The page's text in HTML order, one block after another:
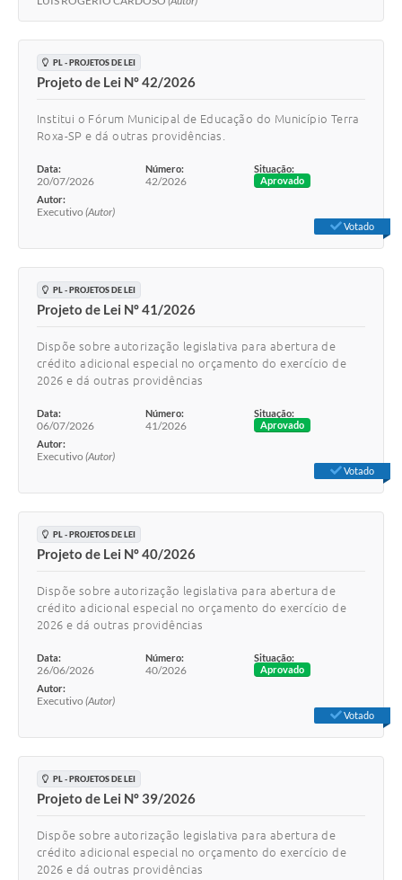
PL - PROJETOS DE LEI
Projeto de Lei Nº 42/2026
Institui o Fórum Municipal de Educação do Município Terra
Roxa-SP e dá outras providências.
Data:
20/07/2026
Número:
42/2026
Situação:
Aprovado
Autor:
Executivo (Autor)
Votado
PL - PROJETOS DE LEI
Projeto de Lei Nº 41/2026
Dispõe sobre autorização legislativa para abertura de
crédito adicional especial no orçamento do exercício de
2026 e dá outras providências
Data:
06/07/2026
Número:
41/2026
Situação:
Aprovado
Autor:
Executivo (Autor)
Votado
PL - PROJETOS DE LEI
Projeto de Lei Nº 40/2026
Dispõe sobre autorização legislativa para abertura de
crédito adicional especial no orçamento do exercício de
2026 e dá outras providências
Data:
26/06/2026
Número:
40/2026
Situação:
Aprovado
Autor:
Executivo (Autor)
Votado
PL - PROJETOS DE LEI
Projeto de Lei Nº 39/2026
Dispõe sobre autorização legislativa para abertura de
crédito adicional especial no orçamento do exercício de
2026 e dá outras providências